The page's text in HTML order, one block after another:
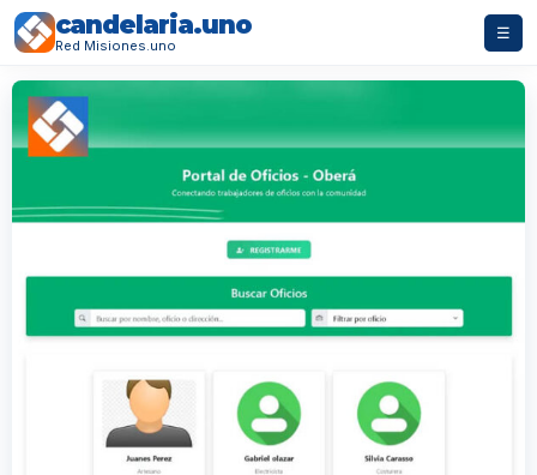
candelaria.uno
Red Misiones.uno
☰